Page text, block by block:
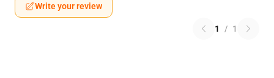
Write your review
1 / 1